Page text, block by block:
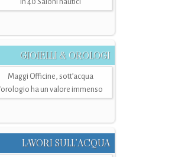
GIOIELLI & OROLOGI
Maggi Officine, sott’acqua
l'orologio ha un valore immenso
LAVORI SULL’ACQUA